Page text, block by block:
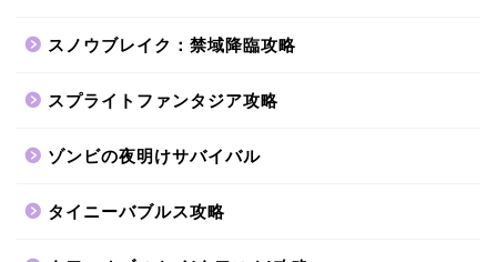
スノウブレイク：禁域降臨攻略
スプライトファンタジア攻略
ゾンビの夜明けサバイバル
タイニーバブルス攻略